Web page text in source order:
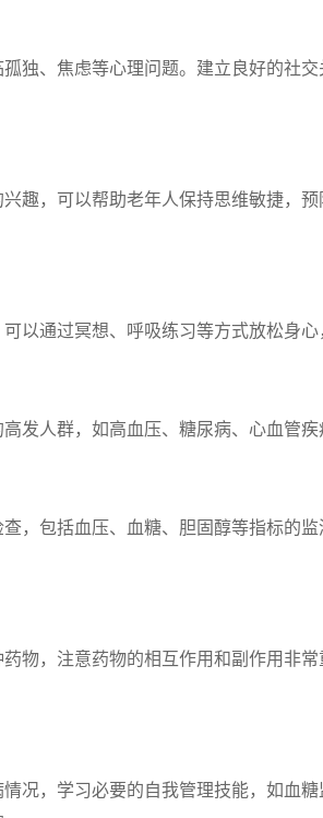
独、焦虑等心理问题。建立良好的社
趣，可以帮助老年人保持思维敏捷，
以通过冥想、呼吸练习等方式放松身心
发人群，如高血压、糖尿病、心血管疾
，包括血压、血糖、胆固醇等指标的
物，注意药物的相互作用和副作用非
况，学习必要的自我管理技能，如血